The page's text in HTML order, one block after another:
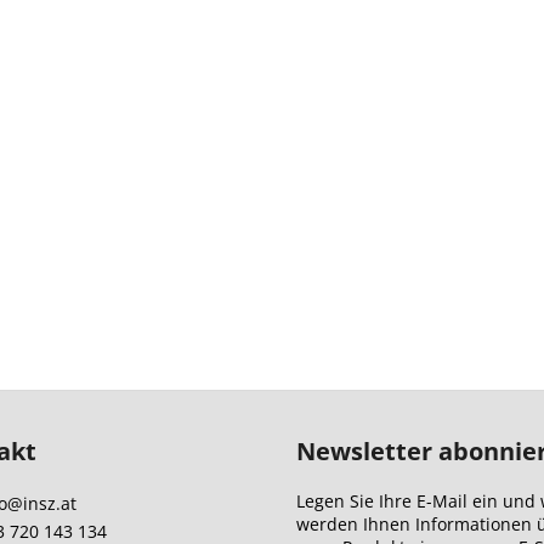
@insz.at
720 143 134
Newsletter
Legen Sie Ihre E-Mail ein und
werden Ihnen Informationen